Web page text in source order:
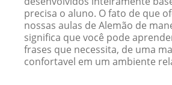
precisa o aluno. O fato de que
nossas aulas de Alemão de
significa que você pode
frases que necessita, de uma
confortavel em um ambiente